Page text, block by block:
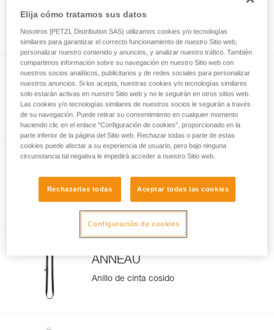
Eslabón giratorio compacto y con cierre
SWIVEL S
Eslabón giratorio compacto
PAW
Placa multianclajes
ANNEAU
Anillo de cinta cosido
Elija cómo tratamos sus datos
Nosotros [PETZL Distribution SAS) utilizamos cookies y/o tecnologías
similares para garantizar el correcto funcionamiento de nuestro Sitio web,
personalizar nuestro contenido y anuncios, y analizar nuestro tráfico. También
compartimos información sobre su navegación en nuestro Sitio web con
nuestros socios analíticos, publicitarios y de redes sociales para personalizar
nuestros anuncios. Si los acepta, nuestras cookies y/o tecnologías similares
solo estarán activas en nuestro Sitio web y no le seguirán en otros sitios web.
Las cookies y/o tecnologías similares de nuestros socios le seguirán a través
de su navegación. Puede retirar su consentimiento en cualquier momento
haciendo clic en el enlace "Configuración de cookies", proporcionado en la
parte inferior de la página del Sitio web. Rechazar todas o parte de estas
cookies puede afectar a su experiencia de usuario, pero bajo ninguna
circunstancia tal negativa le impedirá acceder a nuestro Sitio web.
Rechazarlas todas Aceptar todas las cookies
Configuración de cookies